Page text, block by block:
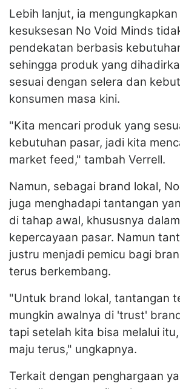
Lebih lanjut, ia
kesuksesan No Void Minds
pendekatan berbasis
sehingga produk yang
sesuai dengan selera dan
konsumen masa kini.
"Kita mencari produk yang
kebutuhan pasar, jadi kita
market feed," tambah Verrell.
Namun, sebagai brand lokal,
juga menghadapi tantangan
di tahap awal, khususnya
kepercayaan pasar. Namun
justru menjadi pemicu bagi
terus berkembang.
"Untuk brand lokal, tantangan
mungkin awalnya di 'trust'
tapi setelah kita bisa melalui
maju terus," ungkapnya.
Terkait dengan penghargaan